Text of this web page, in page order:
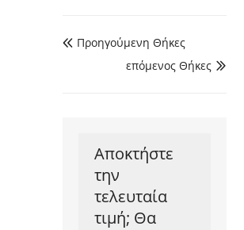
 Προηγούμενη Θήκες

επόμενος Θήκες
Αποκτήστε
την
τελευταία
τιμή; Θα